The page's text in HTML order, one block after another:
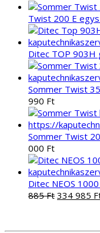
következőre:
Twist 200 E
Ditec TOP 903H
Sommer Twist
990 Ft
Sommer Twist
000 Ft
Ditec NEOS
885Ft Original
413
334 985